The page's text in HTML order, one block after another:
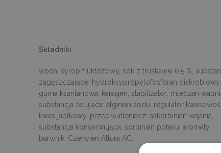
Składniki
woda, syrop fruktozowy, sok z truskawki 6,5 %,
zagęszczające: hydroksypropylofosforan diskrobiowy,
guma ksantanowa, karagen; stabilizator: mleczan
substancja żelująca: alginian sodu, regulator
kwas jabłkowy, przeciwutleniacz: askorbinian wapnia,
substancja konserwująca: sorbinian potasu, aromaty,
barwnik: Czerwień Allura AC.